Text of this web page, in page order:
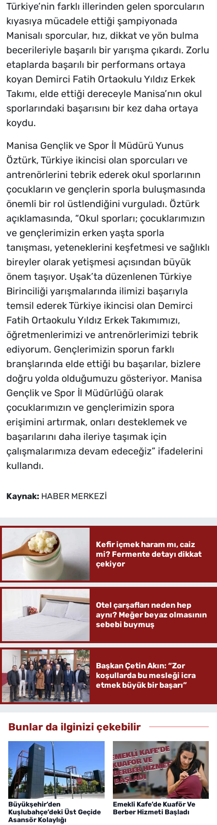
Türkiye’nin farklı illerinden gelen sporcuların
kıyasıya mücadele ettiği şampiyonada
Manisalı sporcular, hız, dikkat ve yön bulma
becerileriyle başarılı bir yarışma çıkardı. Zorlu
etaplarda başarılı bir performans ortaya
koyan Demirci Fatih Ortaokulu Yıldız Erkek
Takımı, elde ettiği dereceyle Manisa’nın okul
sporlarındaki başarısını bir kez daha ortaya
koydu.
Manisa Gençlik ve Spor İl Müdürü Yunus
Öztürk, Türkiye ikincisi olan sporcuları ve
antrenörlerini tebrik ederek okul sporlarının
çocukların ve gençlerin sporla buluşmasında
önemli bir rol üstlendiğini vurguladı. Öztürk
açıklamasında, “Okul sporları; çocuklarımızın
ve gençlerimizin erken yaşta sporla
tanışması, yeteneklerini keşfetmesi ve sağlıklı
bireyler olarak yetişmesi açısından büyük
önem taşıyor. Uşak’ta düzenlenen Türkiye
Birinciliği yarışmalarında ilimizi başarıyla
temsil ederek Türkiye ikincisi olan Demirci
Fatih Ortaokulu Yıldız Erkek Takımımızı,
öğretmenlerimizi ve antrenörlerimizi tebrik
ediyorum. Gençlerimizin sporun farklı
branşlarında elde ettiği bu başarılar, bizlere
doğru yolda olduğumuzu gösteriyor. Manisa
Gençlik ve Spor İl Müdürlüğü olarak
çocuklarımızın ve gençlerimizin spora
erişimini artırmak, onları desteklemek ve
başarılarını daha ileriye taşımak için
çalışmalarımıza devam edeceğiz” ifadelerini
kullandı.
Kaynak: HABER MERKEZİ
Kefir içmek haram mı, caiz
mi? Fermente detayı dikkat
çekiyor
Otel çarşafları neden hep
aynı? Meğer beyaz olmasının
sebebi buymuş
Başkan Çetin Akın: “Zor
koşullarda bu mesleği icra
etmek büyük bir başarı”
Bunlar da ilginizi çekebilir
Büyükşehir’den
Kuşlubahçe’deki Üst Geçide
Asansör Kolaylığı
Emekli Kafe’de Kuaför Ve
Berber Hizmeti Başladı